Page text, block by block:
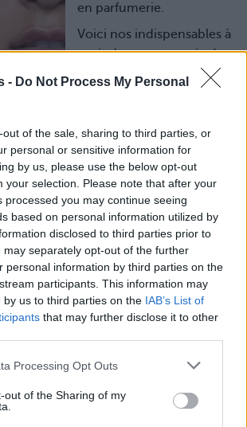
- Do Not Process My Personal
out of the sale, sharing to third parties, or
personal or sensitive information for
by us, please use the below opt-out
your selection. Please note that after your
processed you may continue seeing
based on personal information utilized by
disclosed to third parties prior to
may separately opt-out of the further
personal information by third parties on the
participants. This information may
by us to third parties on the IAB’s List of
that may further disclose it to other
Processing Opt Outs
out of the Sharing of my
en parfumerie.
Voici nos indispensables à
avoir dans votre vanity !
1. Du bon choix du fard à
paupières
Devant toutes ces palettes
colorées, vous ne savez
plus où donner de la tête.
En cas de doute, la règle
porter au quotidien et qui
convient à toutes les
nuances d’yeux.
Sinon, voici les bonnes